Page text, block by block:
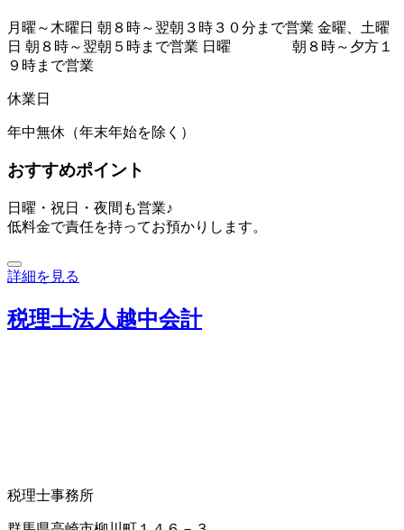
月曜～木曜日 朝８時～翌朝３時３０分まで営業 金曜、土曜
日 朝８時～翌朝５時まで営業 日曜 朝８時～夕方１
９時まで営業
休業日
年中無休（年末年始を除く）
おすすめポイント
日曜・祝日・夜間も営業♪
低料金で責任を持ってお預かりします。
詳細を見る
税理士法人越中会計
税理士事務所